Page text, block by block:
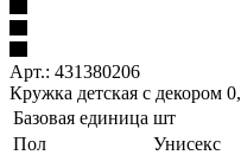
Арт.: 431380206
Кружка детская с декором
Базовая единица шт
Пол
Унисекс